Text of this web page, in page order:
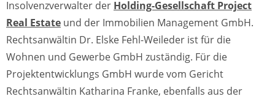
Insolvenzverwalter der Holding-Gesellschaft Project
Real Estate und der Immobilien Management GmbH.
Rechtsanwältin Dr. Elske Fehl-Weileder ist für die
Wohnen und Gewerbe GmbH zuständig. Für die
Projektentwicklungs GmbH wurde vom Gericht
Rechtsanwältin Katharina Franke, ebenfalls aus der